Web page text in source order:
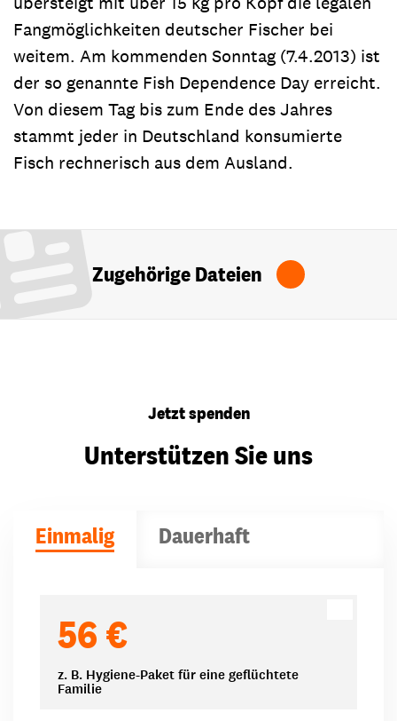
Fangmöglichkeiten deutscher Fischer bei
weitem. Am kommenden Sonntag (7.4.2013) ist
der so genannte Fish Dependence Day erreicht.
Von diesem Tag bis zum Ende des Jahres
stammt jeder in Deutschland konsumierte
Fisch rechnerisch aus dem Ausland.
Zugehörige Dateien
Jetzt spenden
Unterstützen Sie uns
Einmalig Dauerhaft
56 €
z. B. Hygiene-Paket für eine geflüchtete
Familie